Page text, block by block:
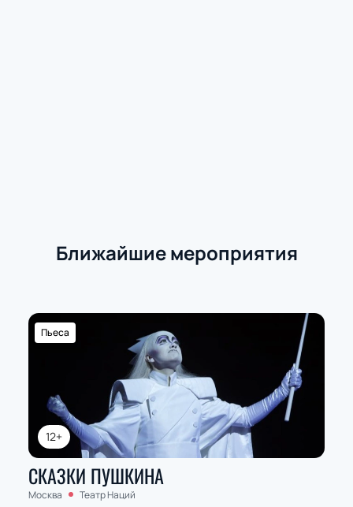
Ближайшие мероприятия
12+
Пьеса
СКАЗКИ ПУШКИНА
Москва Театр Наций